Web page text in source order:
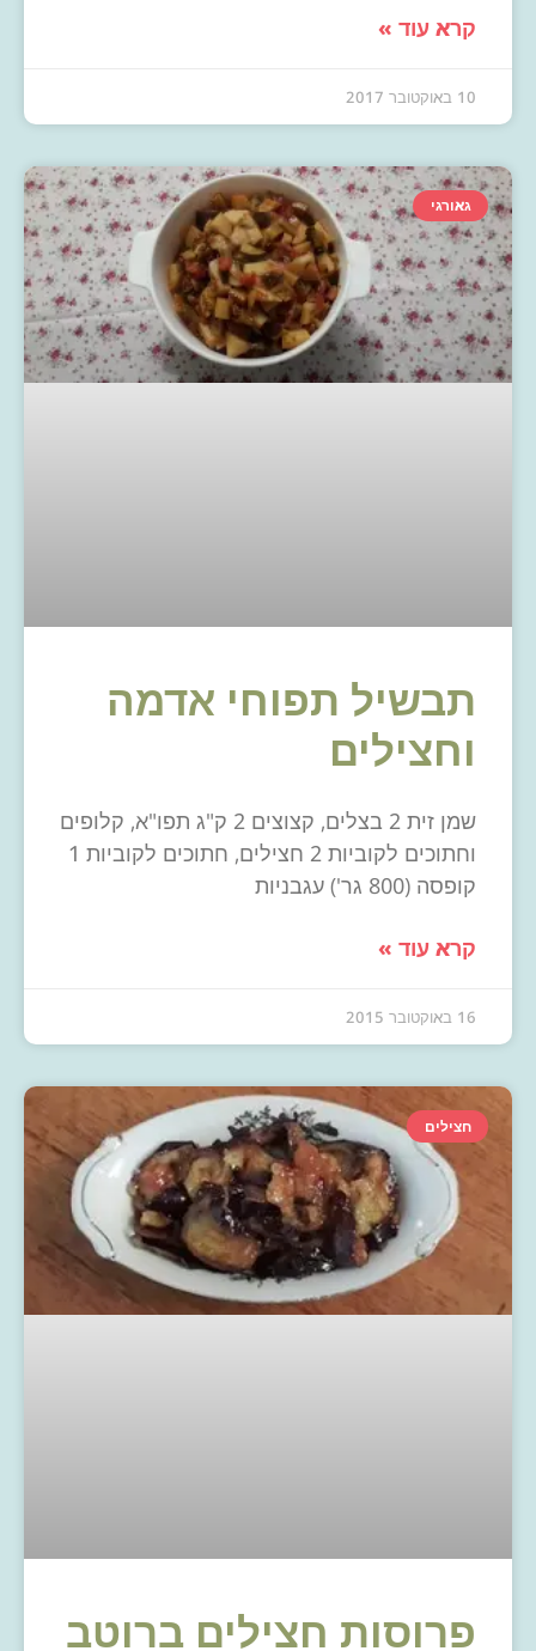
קרא עוד »
10 באוקטובר 2017
גאורגי
תבשיל תפוחי אדמה
וחצילים
שמן זית 2 בצלים, קצוצים 2 ק"ג תפו"א, קלופים
וחתוכים לקוביות 2 חצילים, חתוכים לקוביות 1
קופסה (800 גר') עגבניות
קרא עוד »
16 באוקטובר 2015
חצילים
פרוסות חצילים ברוטב